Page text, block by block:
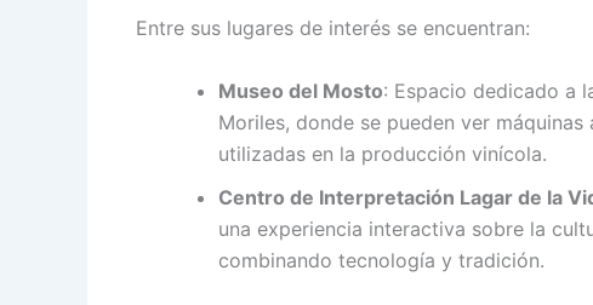
Entre sus lugares de interés se encuentran:
Museo del Mosto: Espacio dedicado a
Moriles, donde se pueden ver
utilizadas en la producción vinícola.
Centro de Interpretación Lagar de la
una experiencia interactiva sobre la
combinando tecnología y tradición.